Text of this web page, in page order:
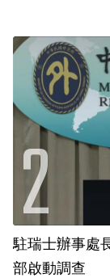
駐瑞士辦事處
部啟動調查